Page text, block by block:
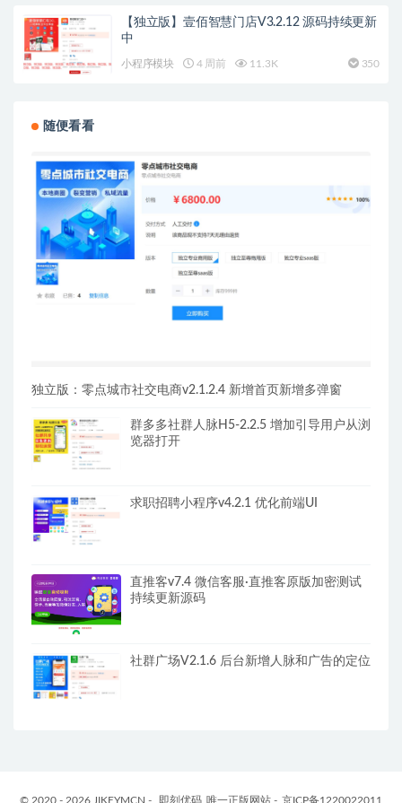
【独立版】壹佰智慧门店V3.2.12 源码持续更新
中
小程序模块 4 周前 11.3K 350
随便看看
独立版：零点城市社交电商v2.1.2.4 新增首页新增多弹窗
群多多社群人脉H5-2.2.5 增加引导用户从浏
览器打开
求职招聘小程序v4.2.1 优化前端UI
直推客v7.4 微信客服·直推客原版加密测试
持续更新源码
社群广场V2.1.6 后台新增人脉和广告的定位
© 2020 - 2026 JIKEYMCN - 即刻优码 唯一正版网站 - 京ICP备1220022011